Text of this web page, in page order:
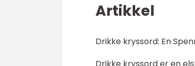
Artikkel
Drikke kryssord: En
Drikke kryssord er en